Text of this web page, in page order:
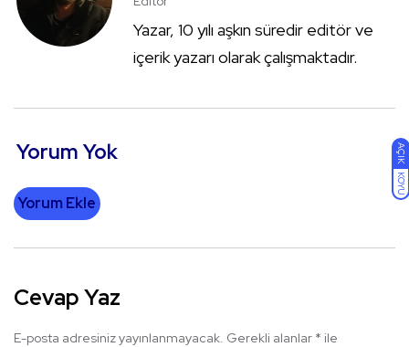
AÇIK
KOYU
Yazar, 10 yılı aşkın süredir editör ve
içerik yazarı olarak çalışmaktadır.
Yorum Yok
Yorum Ekle
Cevap Yaz
E-posta adresiniz yayınlanmayacak. Gerekli alanlar * ile